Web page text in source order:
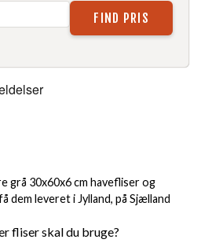
grå 30x60x6 cm havefliser og
dem leveret i Jylland, på Sjælland
fliser skal du bruge?